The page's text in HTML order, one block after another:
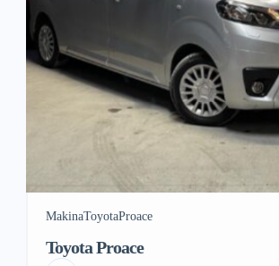
MakinaToyotaProace
Toyota Proace